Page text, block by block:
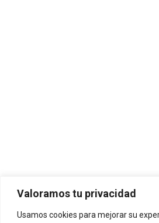
Valoramos tu privacidad
Usamos cookies para mejorar su